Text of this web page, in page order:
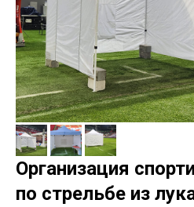
Организация
по стрельбе из